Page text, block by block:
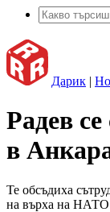
Дарик |
Радев
в
Те обсъдиха
на върха на НАТО